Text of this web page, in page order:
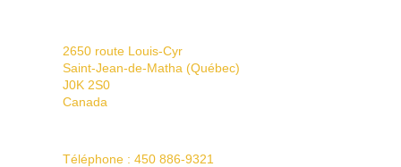
2650 route Louis-Cyr
Saint-Jean-de-Matha (Québec)
J0K 2S0
Canada
Téléphone : 450 886-9321